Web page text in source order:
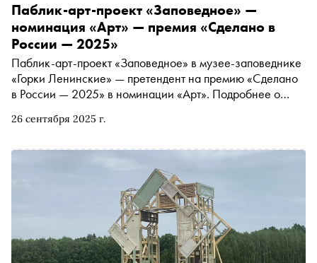
26 сентября 2025 г.
Паблик-арт-проект «Заповедное» —
номинация «Арт» — премия «Сделано в
России — 2025»
Паблик-арт-проект «Заповедное» в музее-заповеднике
«Горки Ленинские» — претендент на премию «Сделано
в России — 2025» в номинации «Арт». Подробнее о